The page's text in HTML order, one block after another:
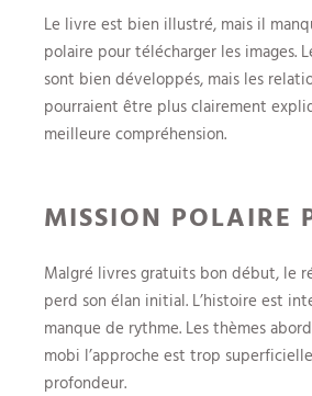
Le livre est bien illustré, mais il
polaire pour télécharger les images.
sont bien développés, mais les
pourraient être plus clairement
meilleure compréhension.
MISSION POLAIRE
Malgré livres gratuits bon début, le
perd son élan initial. L’histoire est
manque de rythme. Les thèmes
mobi l’approche est trop
profondeur.